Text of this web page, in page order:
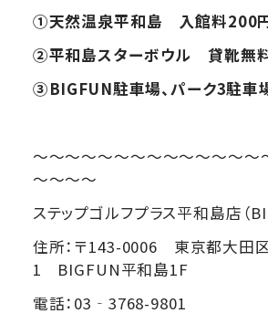
①天然温泉平和島 入館料200
②平和島スターボウル 貸靴無
③BIGFUN駐車場、パーク3駐
～～～～～～～～～～～～～～
～～～～
ステップゴルフプラス平和島店（
住所：〒143-0006 東京都大田
1 BIGFUN平和島1F
電話：03‐3768-9801